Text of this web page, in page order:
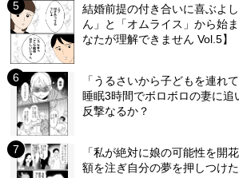
結婚前提の付き合いに喜ぶよ
ん」と「オムライス」から始
なたが理解できません Vol.5】
「うるさいから子どもを連れ
睡眠3時間でボロボロの妻に
反撃なるか？
「私が絶対に娘の可能性を開
額を注ぎ自分の夢を押しつけ